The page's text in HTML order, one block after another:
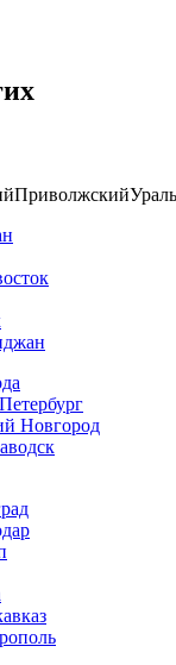
Приволжский
Новгород